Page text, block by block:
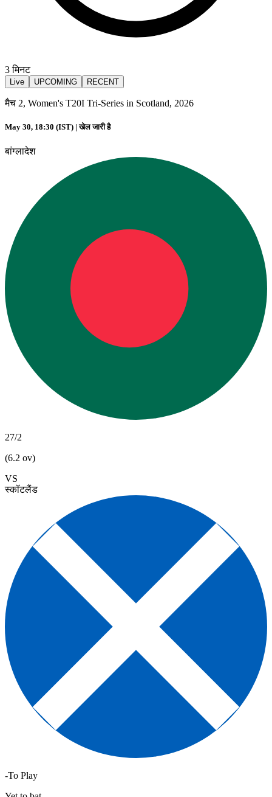
3मिनट
Live UPCOMING RECENT
मैच 2, Women's T20I Tri-Series in Scotland, 2026
May 30, 18:30 (IST) |खेल जारी है
बांग्लादेश
27/2
(6.2 ov)
VS
स्कॉटलैंड
-To Play